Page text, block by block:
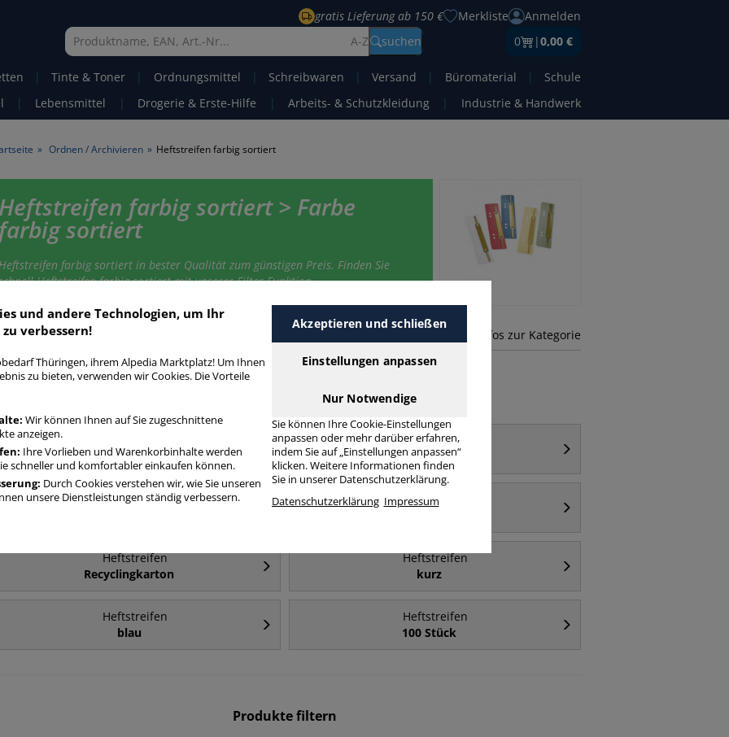
gratis Lieferung ab 150 € Merkliste
Anmelden
A-Z
suchen 0 |0,00 €
| Tinte & Toner | Ordnungsmittel | Schreibwaren | Versand | Büromaterial |
Schule
| Lebensmittel | Drogerie & Erste-Hilfe | Arbeits- & Schutzkleidung | Industrie & Handwerk
» Ordnen / Archivieren » Heftstreifen farbig sortiert
Heftstreifen farbig sortiert > Farbe
farbig sortiert
Heftstreifen farbig sortiert in bester Qualität zum günstigen Preis. Finden Sie
Heftstreifen farbig sortiert mit unserer Filter-Funktion.
farbig sortiert mehr Infos zur Kategorie
Häufig gesucht
Kunststoff
Heftstreifen
Karton
Heftstreifen
Heftstreifen
Heftstreifen
Recyclingkarton
Heftstreifen
kurz
Heftstreifen
blau
Heftstreifen
100 Stück
Produkte filtern
und andere Technologien, um Ihr
verbessern!
Thüringen, ihrem Alpedia Marktplatz! Um Ihnen
zu bieten, verwenden wir Cookies. Die Vorteile
Wir können Ihnen auf Sie zugeschnittene
anzeigen.
Ihre Vorlieben und Warenkorbinhalte werden
schneller und komfortabler einkaufen können.
Durch Cookies verstehen wir, wie Sie unseren
unsere Dienstleistungen ständig verbessern.
Akzeptieren und schließen
Einstellungen anpassen
Nur Notwendige
Sie können Ihre Cookie-Einstellungen
anpassen oder mehr darüber erfahren,
indem Sie auf „Einstellungen anpassen“
klicken. Weitere Informationen finden
Sie in unserer Datenschutzerklärung.
Datenschutzerklärung Impressum